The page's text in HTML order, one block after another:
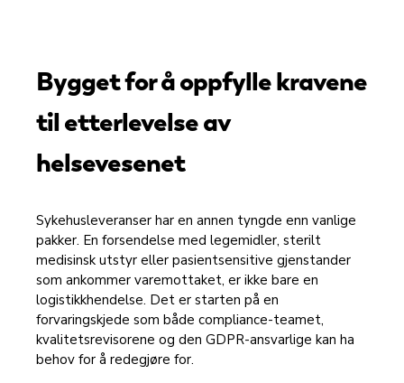
Bygget for å oppfylle kravene
til etterlevelse av
helsevesenet
Sykehusleveranser har en annen tyngde enn vanlige
pakker. En forsendelse med legemidler, sterilt
medisinsk utstyr eller pasientsensitive gjenstander
som ankommer varemottaket, er ikke bare en
logistikkhendelse. Det er starten på en
forvaringskjede som både compliance-teamet,
kvalitetsrevisorene og den GDPR-ansvarlige kan ha
behov for å redegjøre for.